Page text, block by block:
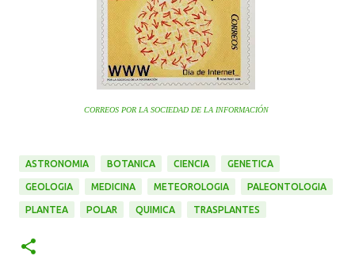
CORREOS POR LA SOCIEDAD DE LA INFORMACIÓN
ASTRONOMIA BOTANICA CIENCIA GENETICA
GEOLOGIA MEDICINA METEOROLOGIA PALEONTOLOGIA
PLANTEA POLAR QUIMICA TRASPLANTES